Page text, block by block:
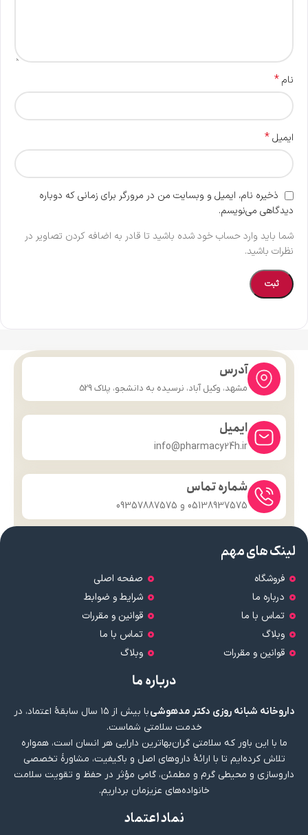
نام*
ایمیل*
ذخیره نام، ایمیل و وبسایت من در مرورگر برای زمانی که دوباره
دیدگاهی می‌نویسم.
شما باید وارد حساب خود شده باشید تا قادر به اضافه کردن تصاویر در
نظرات باشید.
آدرس
مشهد، وکیل آباد، نرسیده به دانشجو، پلاک 529
ایمیل
info@pharmacy24h.ir
شماره تماس
05138937575 و 09357887575
لینک های مهم
فروشگاه
درباره ما
تماس با ما
وبلاگ
قوانین و مقررات
صفحه اصلی
شرایط و ضوابط
قوانین و مقررات
تماس با ما
وبلاگ
درباره ما
داروخانه شبانه روزی دکتر مدهوشی
با بیش از ۱۵ سال سابقهٔ اعتماد، در
خدمت سلامتی شماست.
ما با این باور که سلامتی گران‌بهاترین دارایی هر انسان است، همواره
تلاش کرده‌ایم تا با ارائهٔ داروهای اصل و باکیفیت، مشاورهٔ تخصصی
داروسازی و محیطی گرم و مطمئن، گامی مؤثر در حفظ و تقویت سلامت
خانواده‌های عزیزمان برداریم.
نماد اعتماد